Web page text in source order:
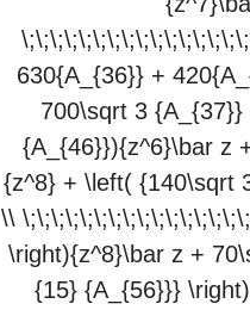
630{A_{36}} +
700\sqrt 3
{A_{46}}){z^6}\bar z
{z^8} + \left( {140\sqrt
\\
\right){z^8}\bar z +
{15} {A_{56}}}